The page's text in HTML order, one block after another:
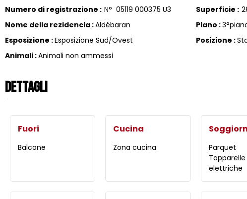
Numero di registrazione : N° 05119 000375 U3 Superficie :
Nome della rezidencia :Aldébaran Piano :
Esposizione :Esposizione Sud/Ovest Posizione :
Animali :Animali non ammessi
Dettagli
Fuori
Balcone
Cucina
Zona cucina
Parquet
Tapparelle
elettriche